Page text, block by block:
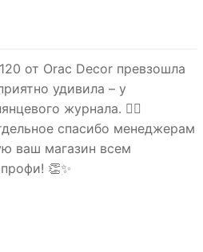
от Orac Decor превзошла
удивила – у
журнала. 👍🏻
спасибо менеджерам
ваш магазин всем
👏✨